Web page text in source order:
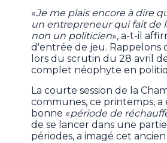
«Je me plais encore à dire
un entrepreneur qui fait de
non un politicien», a-t-il
d'entrée de jeu. Rappelons
lors du scrutin du 28 avril
complet néophyte en
La courte session de la
communes, ce printemps, a
bonne «période de
de se lancer dans une
périodes, a imagé cet